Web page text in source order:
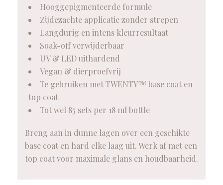
Hooggepigmenteerde formule
Zijdezachte applicatie zonder strepen
Langdurig en intens kleurresultaat
Soak-off verwijderbaar
UV & LED uithardend
Vegan & dierproefvrij
Te gebruiken met TWENTY™ base coat en
top coat
Tot wel 85 sets per 18 ml bottle
Breng aan in dunne lagen over een geschikte
base coat en hard elke laag uit. Werk af met een
top coat voor maximale glans en houdbaarheid.